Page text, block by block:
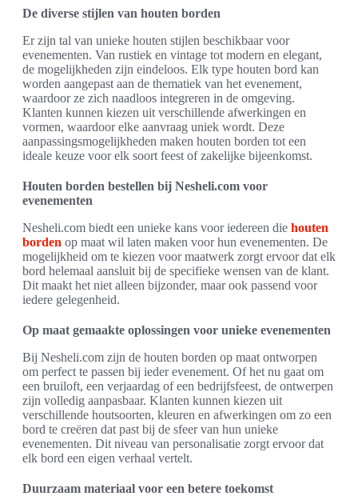
De diverse stijlen van houten borden
Er zijn tal van unieke houten stijlen beschikbaar voor
evenementen. Van rustiek en vintage tot modern en elegant,
de mogelijkheden zijn eindeloos. Elk type houten bord kan
worden aangepast aan de thematiek van het evenement,
waardoor ze zich naadloos integreren in de omgeving.
Klanten kunnen kiezen uit verschillende afwerkingen en
vormen, waardoor elke aanvraag uniek wordt. Deze
aanpassingsmogelijkheden maken houten borden tot een
ideale keuze voor elk soort feest of zakelijke bijeenkomst.
Houten borden bestellen bij Nesheli.com voor
evenementen
Nesheli.com biedt een unieke kans voor iedereen die houten
borden op maat wil laten maken voor hun evenementen. De
mogelijkheid om te kiezen voor maatwerk zorgt ervoor dat elk
bord helemaal aansluit bij de specifieke wensen van de klant.
Dit maakt het niet alleen bijzonder, maar ook passend voor
iedere gelegenheid.
Op maat gemaakte oplossingen voor unieke evenementen
Bij Nesheli.com zijn de houten borden op maat ontworpen
om perfect te passen bij ieder evenement. Of het nu gaat om
een bruiloft, een verjaardag of een bedrijfsfeest, de ontwerpen
zijn volledig aanpasbaar. Klanten kunnen kiezen uit
verschillende houtsoorten, kleuren en afwerkingen om zo een
bord te creëren dat past bij de sfeer van hun unieke
evenementen. Dit niveau van personalisatie zorgt ervoor dat
elk bord een eigen verhaal vertelt.
Duurzaam materiaal voor een betere toekomst